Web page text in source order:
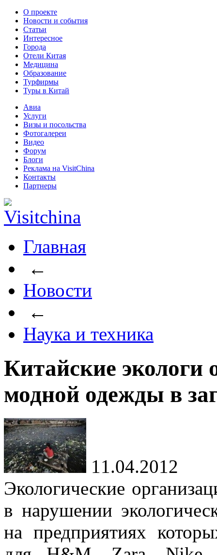
О проекте
Новости и события
Статьи
Интересное
Города
Отели Китая
Медицина
Образование
Турфирмы
Туры в Китай
Авиа
Услуги
Визы и посольства
Фотогалереи
Видео
Форум
Блоги
Реклама на VisitChina
Контакты
Партнеры
Главная
←
Новости
←
Наука и техника
Китайские экологи
модной одежды в
11.04.2012
Экологические
в нарушении
на предприятиях